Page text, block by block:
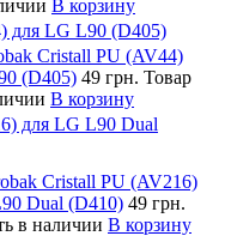
В корзину
для LG L90 (D405)
Cristall PU (AV44)
(D405) 49 грн. Товар
В корзину
для LG L90 Dual
Cristall PU (AV216)
Dual (D410) 49 грн.
в наличии В корзину